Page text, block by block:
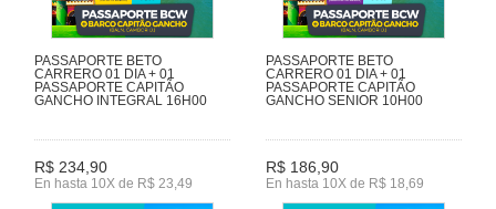
PASSAPORTE BETO
CARRERO 01 DIA + 01
PASSAPORTE CAPITÃO
GANCHO INTEGRAL 16H00
R$ 234,90
En hasta 10X de R$ 23,49
PASSAPORTE BETO
CARRERO 01 DIA + 01
PASSAPORTE CAPITÃO
GANCHO SENIOR 10H00
R$ 186,90
En hasta 10X de R$ 18,69